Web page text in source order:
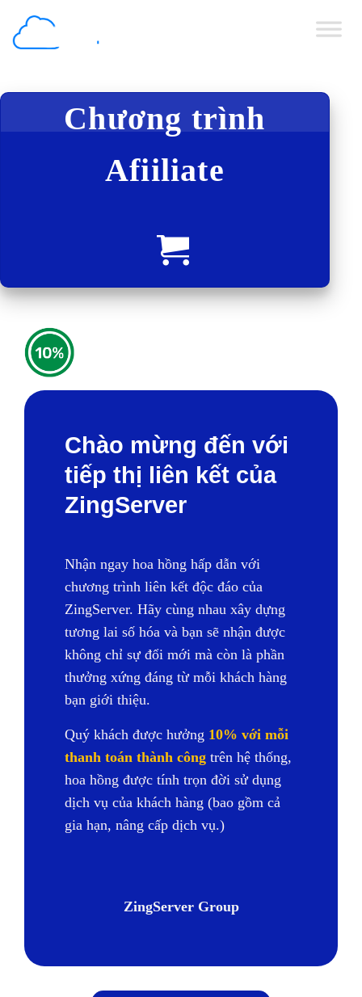
đến
nội
Chương trình
Afiiliate
Chào mừng đến với
tiếp thị liên kết của
ZingServer
Nhận ngay hoa hồng hấp dẫn với
chương trình liên kết độc đáo của
ZingServer. Hãy cùng nhau xây dựng
tương lai số hóa và bạn sẽ nhận được
không chỉ sự đổi mới mà còn là phần
thưởng xứng đáng từ mỗi khách hàng
bạn giới thiệu.
Quý khách được hưởng 10% với mỗi
thanh toán thành công trên hệ thống,
hoa hồng được tính trọn đời sử dụng
dịch vụ của khách hàng (bao gồm cả
gia hạn, nâng cấp dịch vụ.)
ZingServer Group